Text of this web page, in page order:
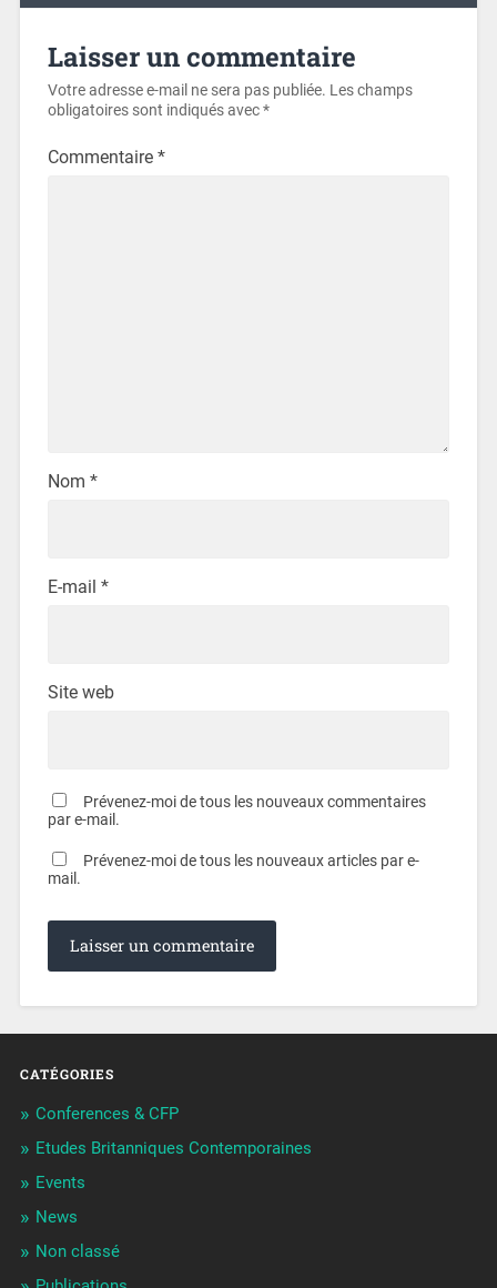
Laisser un commentaire
Votre adresse e-mail ne sera pas publiée. Les champs
obligatoires sont indiqués avec*
Commentaire *
Nom *
E-mail *
Site web
Prévenez-moi de tous les nouveaux commentaires
par e-mail.
Prévenez-moi de tous les nouveaux articles par e-
mail.
CATÉGORIES
Conferences & CFP
Etudes Britanniques Contemporaines
Events
News
Non classé